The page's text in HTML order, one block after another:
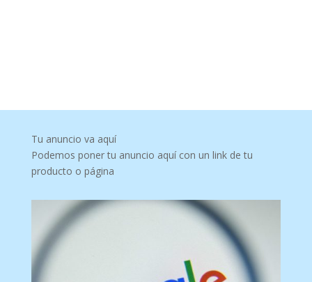
Tu anuncio va aquí
Podemos poner tu anuncio aquí con un link de tu
producto o página